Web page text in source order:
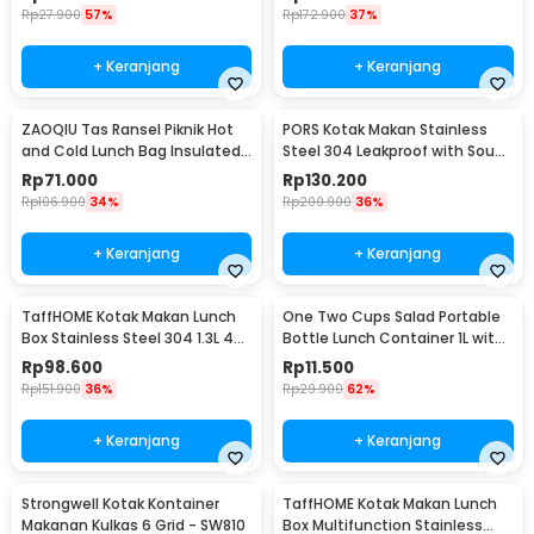
Rp27.900 57%
+ Keranjang
Rp172.900 37%
+ Keranjang
ZAOQIU Tas Ransel Piknik Hot
and Cold Lunch Bag Insulated
Backpack - YY29
Rp71.000
Rp106.900 34%
+ Keranjang
PORS Kotak Makan Stainless
Steel 304 Leakproof with Soup
Bowl 5 Grid - P-5
Rp130.200
Rp200.900 36%
+ Keranjang
TaffHOME Kotak Makan Lunch
Box Stainless Steel 304 1.3L 4
Grid - U-4
Rp98.600
Rp151.900 36%
+ Keranjang
One Two Cups Salad Portable
Bottle Lunch Container 1L with
Fork - RF20
Rp11.500
Rp29.900 62%
+ Keranjang
Strongwell Kotak Kontainer
Makanan Kulkas 6 Grid - SW810
TaffHOME Kotak Makan Lunch
Box Multifunction Stainless